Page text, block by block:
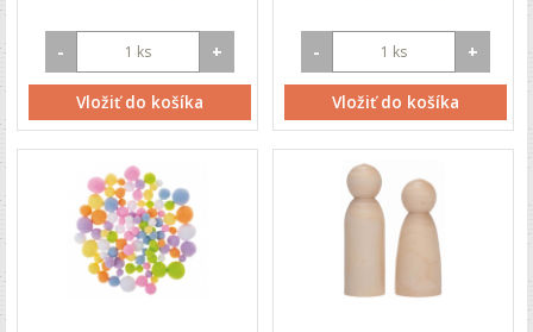
- +
Vložiť do košíka
- +
Vložiť do košíka